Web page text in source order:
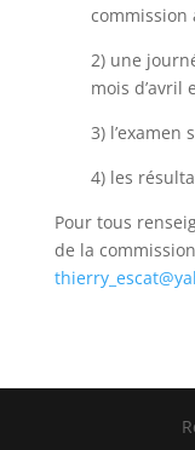
commission
2) une
mois d’avril
3) l’examen
4) les
Pour tous
de la